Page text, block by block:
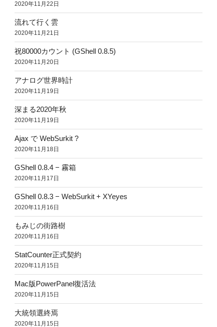
2020年11月22日
流れて行く雲
2020年11月21日
祝80000カウント (GShell 0.8.5)
2020年11月20日
アナログ世界時計
2020年11月19日
深まる2020年秋
2020年11月19日
Ajax で WebSurkit ?
2020年11月18日
GShell 0.8.4 − 霧箱
2020年11月17日
GShell 0.8.3 − WebSurkit + XYeyes
2020年11月16日
もみじの街路樹
2020年11月16日
StatCounter正式契約
2020年11月15日
Mac版PowerPanel復活法
2020年11月15日
大統領選終焉
2020年11月15日